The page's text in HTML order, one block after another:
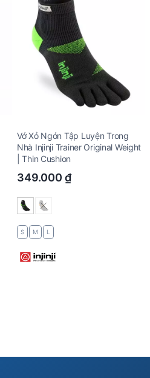
Vớ Xỏ Ngón Tập Luyện Trong
Nhà Injinji Trainer Original Weight
| Thin Cushion
349.000 ₫
S M L